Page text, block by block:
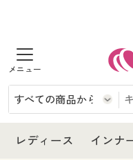
商品を探す
レディース
インナー・下着
レディース インナ
レディース
レディース通販すべて
レディースファッション
インナー・下着
インナー・下着通販すべ
メンズ